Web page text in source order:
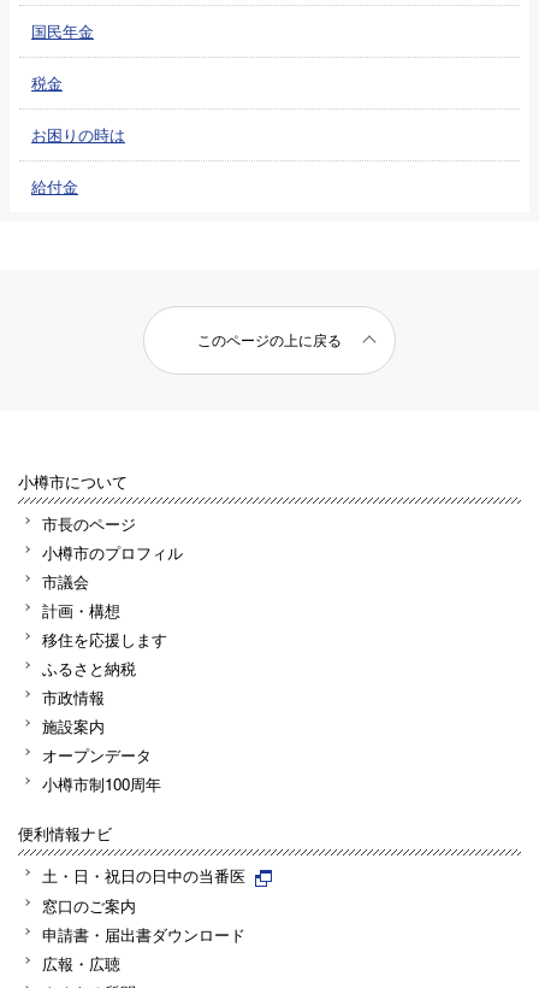
国民年金
税金
お困りの時は
給付金
このページの上に戻る
小樽市について
市長のページ
小樽市のプロフィル
市議会
計画・構想
移住を応援します
ふるさと納税
市政情報
施設案内
オープンデータ
小樽市制100周年
便利情報ナビ
土・日・祝日の日中の当番医
窓口のご案内
申請書・届出書ダウンロード
広報・広聴